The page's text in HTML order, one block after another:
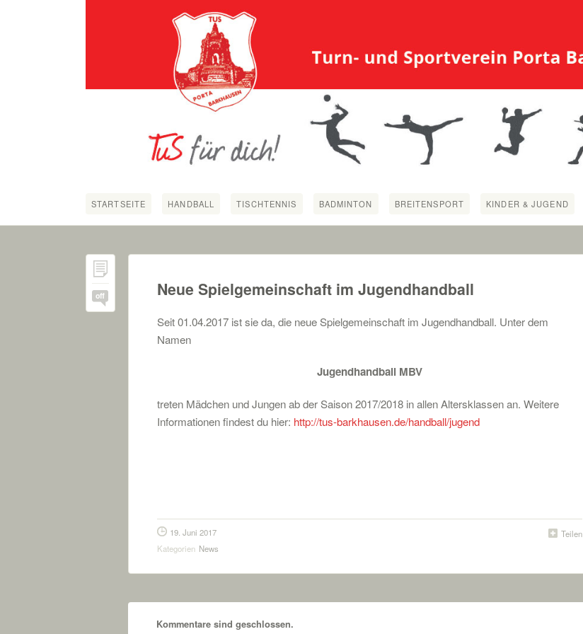
STARTSEITE HANDBALL TISCHTENNIS BADMINTON BREITENSPORT KINDER & JUGEND
off Neue Spielgemeinschaft im Jugendhandball
Seit 01.04.2017 ist sie da, die neue Spielgemeinschaft im Jugendhandball. Unter dem
Namen
Jugendhandball MBV
treten Mädchen und Jungen ab der Saison 2017/2018 in allen Altersklassen an. Weitere
Informationen findest du hier: http://tus-barkhausen.de/handball/jugend
Teilen
19. Juni 2017
Kategorien News
Kommentare sind geschlossen.